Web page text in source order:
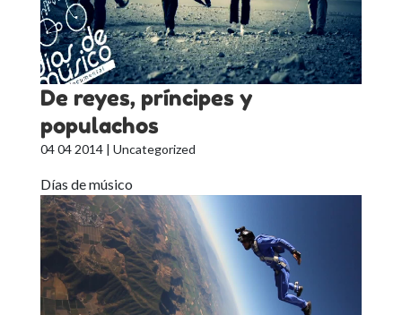
De reyes, príncipes y
populachos
04 04 2014| Uncategorized
Días de músico